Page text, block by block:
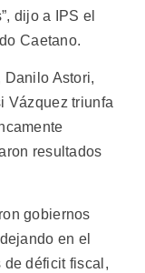
dijo a IPS el
Caetano.
Danilo Astori,
Vázquez triunfa
resultados
gobiernos
en el
de déficit fiscal,